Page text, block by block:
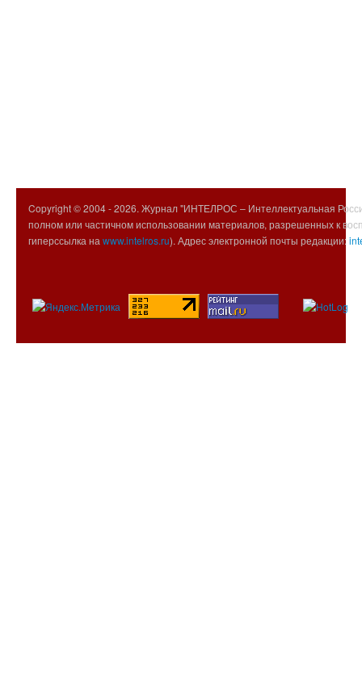
Copyright © 2004 -2026. Журнал "ИНТЕЛРОС – Интеллектуальная
полном или частичном использовании материалов, разрешенных к
гиперссылка на www.intelros.ru). Адрес электронной почты редакции: